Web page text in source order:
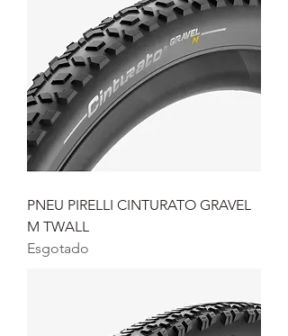
PNEU PIRELLI CINTURATO GRAVEL
M TWALL
Esgotado